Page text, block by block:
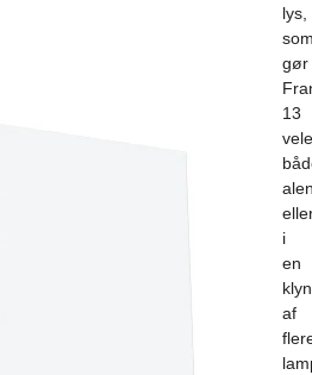
lys,
gør
13
i
en
af